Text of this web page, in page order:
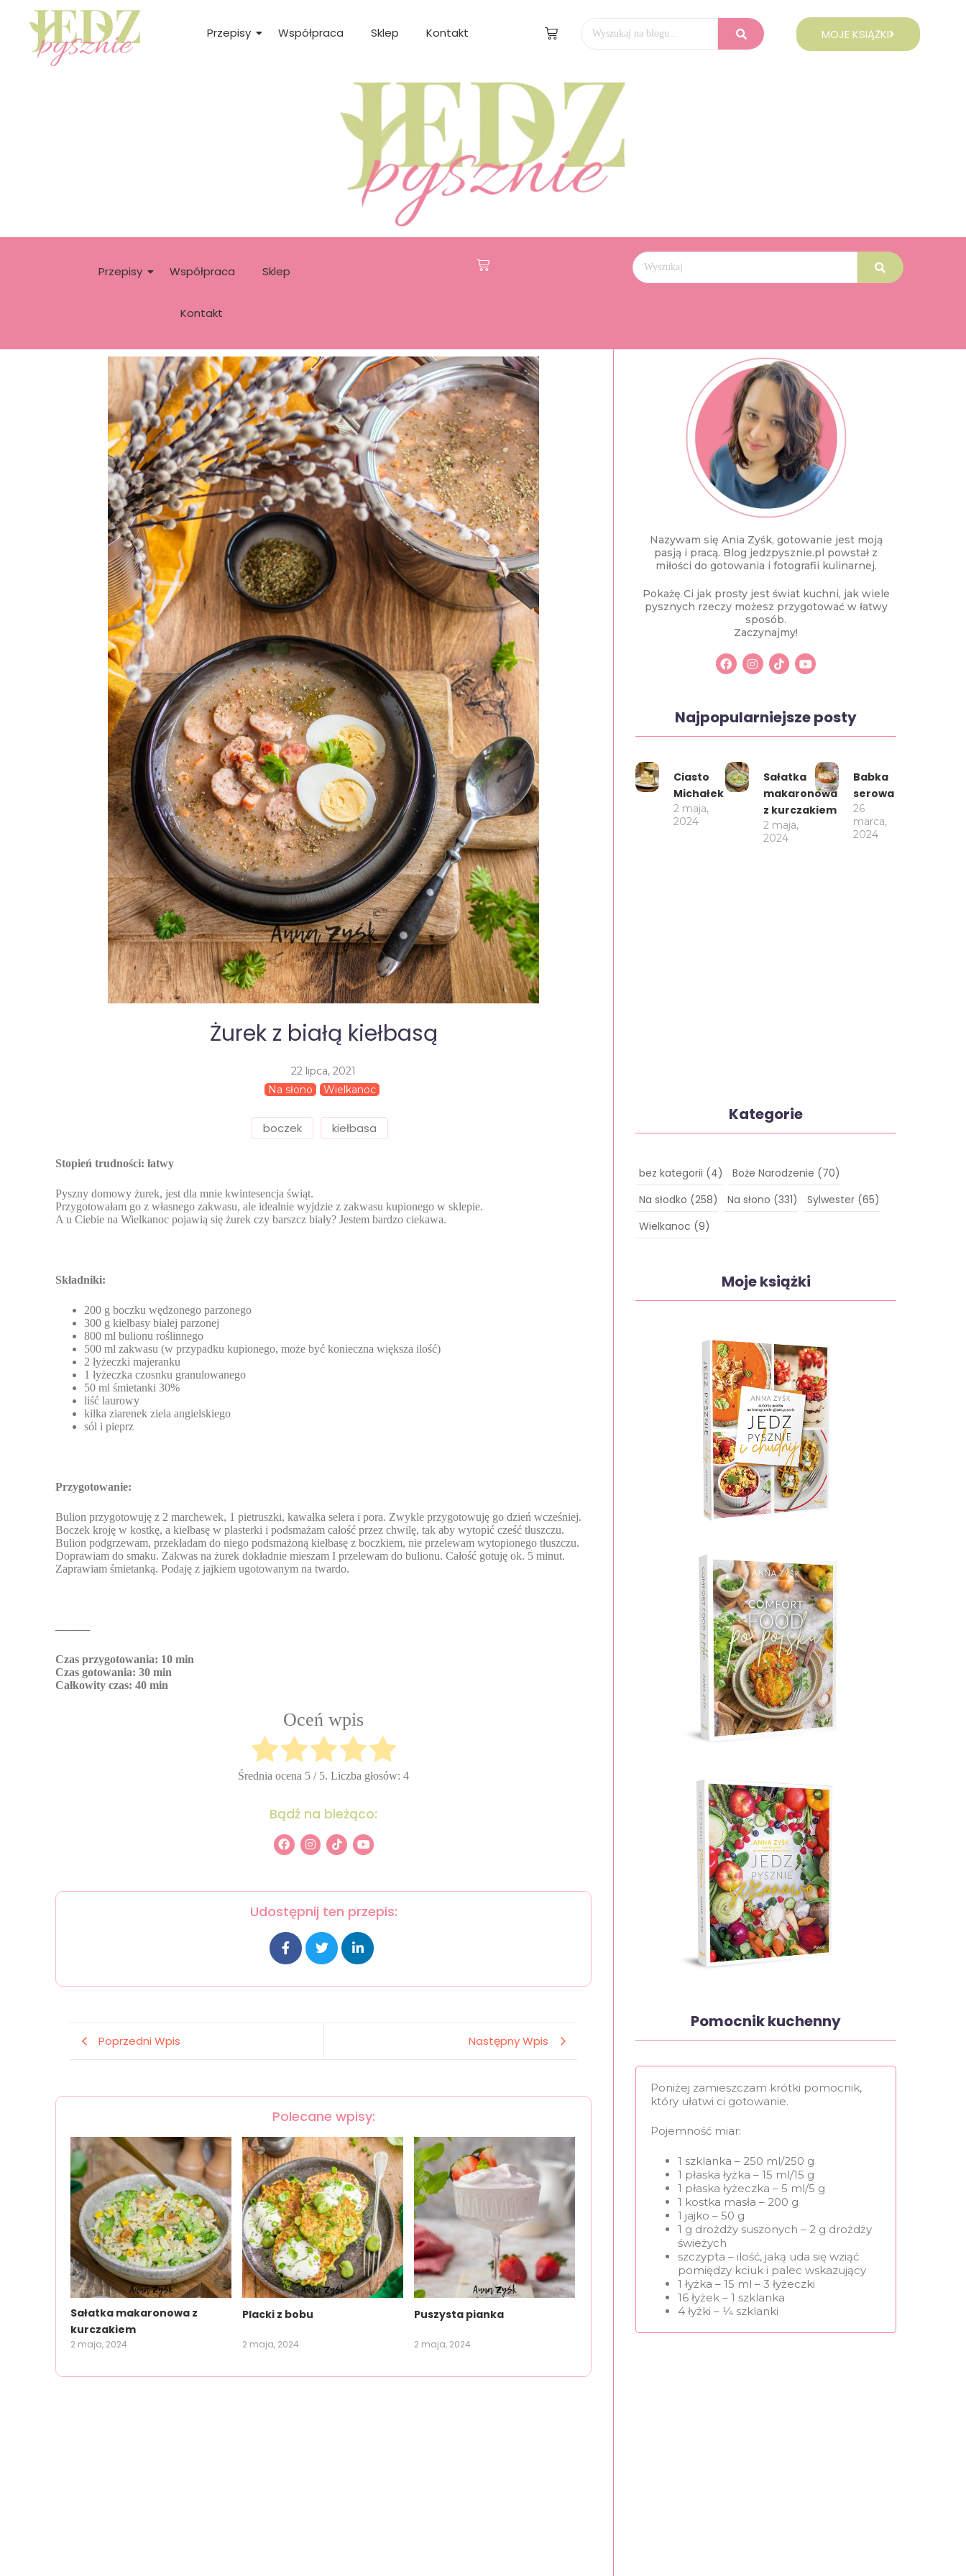
Przepisy Współpraca Sklep Kontakt MOJE KSIĄŻKI
Przepisy Współpraca Sklep
Kontakt
Żurek z białą kiełbasą
22 lipca, 2021
Na słono
Wielkanoc
boczek kiełbasa
Stopień trudności: łatwy
Pyszny domowy żurek, jest dla mnie kwintesencja świąt.
Przygotowałam go z własnego zakwasu, ale idealnie wyjdzie z zakwasu kupionego w sklepie.
A u Ciebie na Wielkanoc pojawią się żurek czy barszcz biały? Jestem bardzo ciekawa.
Składniki:
200 g boczku wędzonego parzonego
300 g kiełbasy białej parzonej
800 ml bulionu roślinnego
500 ml zakwasu (w przypadku kupionego, może być konieczna większa ilość)
2 łyżeczki majeranku
1 łyżeczka czosnku granulowanego
50 ml śmietanki 30%
liść laurowy
kilka ziarenek ziela angielskiego
sól i pieprz
Przygotowanie:
Bulion przygotowuję z 2 marchewek, 1 pietruszki, kawałka selera i pora. Zwykle przygotowuję go dzień wcześniej.
Boczek kroję w kostkę, a kiełbasę w plasterki i podsmażam całość przez chwilę, tak aby wytopić cześć tłuszczu.
Bulion podgrzewam, przekładam do niego podsmażoną kiełbasę z boczkiem, nie przelewam wytopionego tłuszczu.
Doprawiam do smaku. Zakwas na żurek dokładnie mieszam I przelewam do bulionu. Całość gotuję ok. 5 minut.
Zaprawiam śmietanką. Podaję z jajkiem ugotowanym na twardo.
———
Czas przygotowania: 10 min
Czas gotowania: 30 min
Całkowity czas: 40 min
Oceń wpis
Średnia ocena 5 / 5. Liczba głosów:4
Bądź na bieżąco:
Udostępnij ten przepis:
Poprzedni Wpis Następny Wpis
Polecane wpisy:
Sałatka makaronowa z
kurczakiem
2 maja, 2024
Placki z bobu
2 maja, 2024
Puszysta pianka
2 maja, 2024
Nazywam się Ania Zyśk, gotowanie jest moją
pasją i pracą. Blog jedzpysznie.pl powstał z
miłości do gotowania i fotografii kulinarnej.
Pokażę Ci jak prosty jest świat kuchni, jak wiele
pysznych rzeczy możesz przygotować w łatwy
sposób.
Zaczynajmy!
Najpopularniejsze posty
Ciasto
Michałek
2 maja,
2024
Sałatka
makaronowa
z kurczakiem
2 maja,
2024
Babka
serowa
26
marca,
2024
Kategorie
bez kategorii (4) Boże Narodzenie (70)
Na słodko (258) Na słono (331) Sylwester (65)
Wielkanoc (9)
Moje książki
Pomocnik kuchenny
Poniżej zamieszczam krótki pomocnik,
który ułatwi ci gotowanie.
Pojemność miar:
1 szklanka – 250 ml/250 g
1 płaska łyżka – 15 ml/15 g
1 płaska łyżeczka – 5 ml/5 g
1 kostka masła – 200 g
1 jajko – 50 g
1 g drożdży suszonych – 2 g drożdży
świeżych
szczypta – ilość, jaką uda się wziąć
pomiędzy kciuk i palec wskazujący
1 łyżka – 15 ml – 3 łyżeczki
16 łyżek – 1 szklanka
4 łyżki – 1⁄4 szklanki